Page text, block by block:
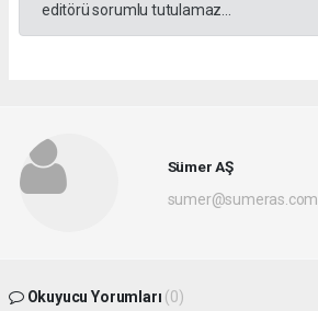
editörü sorumlu tutulamaz...
Sümer AŞ
sumer@sumeras.com
Okuyucu Yorumları (0)